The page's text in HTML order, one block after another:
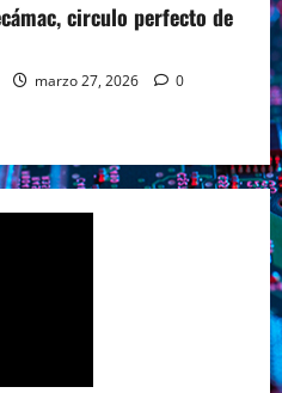
circulo perfecto de
marzo 27, 2026 0